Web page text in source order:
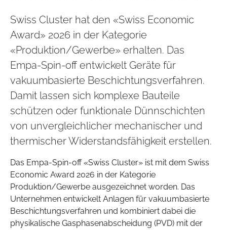
Swiss Cluster hat den «Swiss Economic
Award» 2026 in der Kategorie
«Produktion/Gewerbe» erhalten. Das
Empa-Spin-off entwickelt Geräte für
vakuumbasierte Beschichtungsverfahren.
Damit lassen sich komplexe Bauteile
schützen oder funktionale Dünnschichten
von unvergleichlicher mechanischer und
thermischer Widerstandsfähigkeit erstellen.
Das Empa-Spin-off «Swiss Cluster» ist mit dem Swiss
Economic Award 2026 in der Kategorie
Produktion/Gewerbe ausgezeichnet worden. Das
Unternehmen entwickelt Anlagen für vakuumbasierte
Beschichtungsverfahren und kombiniert dabei die
physikalische Gasphasenabscheidung (PVD) mit der